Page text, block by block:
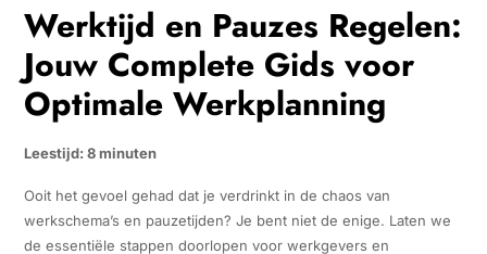
Werktijd en Pauzes Regelen:
Jouw Complete Gids voor
Optimale Werkplanning
Leestijd: 8 minuten
Ooit het gevoel gehad dat je verdrinkt in de chaos van
werkschema’s en pauzetijden? Je bent niet de enige. Laten we
de essentiële stappen doorlopen voor werkgevers en